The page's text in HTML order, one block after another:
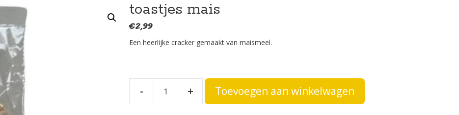
toastjes mais
€2,99
Een heerlijke cracker gemaakt van maismeel.
-
toastjes
mais
+ Toevoegen aan winkelwagen